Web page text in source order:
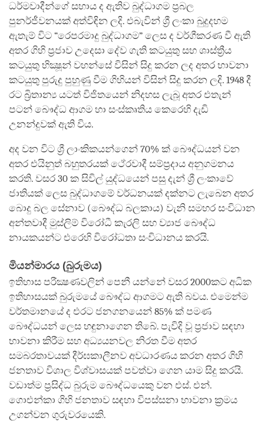
ධර්මවාදීන්ගේ සහාය ද ඇතිව බුද්ධාගම ප්‍රබල
පුනර්ජීවනයක් අත්විඳින ලදි. එබැවින් ශ්‍රී ලංකා බුදුදහම
ඇතැම් විට “රෙපරමාදු බුද්ධාගම” ලෙස ද වර්ගීකරණ වී ඇති
අතර ගිහි ප්‍රජාව උදෙසා දේව ගැති කටයුතු සහ ශාස්ත්‍රීය
කටයුතු භික්‍ෂූන් වහන්සේ විසින් සිදු කරන ලද අතර භාවනා
කටයුතු පුරුදු පුහුණු වීම ගිහියන් විසින් සිදු කරන ලදි. 1948 දී
රට බ්‍රිතාන්‍ය යටත් විජිතයෙන් නිදහස ලැබූ අතර එතැන්
පටන් බෞද්ධ ආගම හා සංස්කෘතිය කෙරෙහි දැඩි
උනන්දුවක් ඇති විය.
අද වන විට ශ්‍රී ලාංකිකයන්ගෙන් 70% ක් බෞද්ධයන් වන
අතර එයිනුත් බහුතරයක් ථේරවාදී සම්ප්‍රදාය අනුගමනය
කරති. වසර 30 ක සිවිල් යුද්ධයෙන් පසු දැන් ශ්‍රී ලංකාවේ
ජාතියක් ලෙස බුද්ධාගමේ වර්ධනයක් දක්නට ලැබෙන අතර
බොදු බල සේනාව (බෞද්ධ බලකාය) වැනි සමහර සංවිධාන
අන්තවාදී මුස්ලිම් විරෝධී කැරලි සහ ව්‍යාජ බෞද්ධ
නායකයන්ට එරෙහි විරෝධතා සංවිධානය කරයි.
මියන්මාරය (බුරුමය)
ඉතිහාස පරීක්‍ෂණවලින් පෙනී යන්නේ වසර 2000කට අධික
ඉතිහාසයක් බුරුමයේ බෞද්ධ ආගමට ඇති බවය. එමෙන්ම
වර්තමානයේ ද එරට ජනගනයෙන් 85% ක් පමණ
බෞද්ධයන් ලෙස හඳුනාගෙන තිබේ. පැවිදි වූ ප්‍රජාව සඳහා
භාවනා කිරීම සහ අධ්‍යයනවල නිරත වීම අතර
සමබරතාවයක් දීර්ඝකාලීනව අවධාරණය කරන අතර ගිහි
ජනතාව විශාල විශ්වාසයක් පවත්වා ගෙන යාම සිදු කරයි.
වඩාත්ම ප්‍රසිද්ධ බුරුම බෞද්ධයෙකු වන එස්. එන්.
ගොඑන්කා ගිහි ජනතාව සඳහා විපස්සනා භාවනා ක්‍රමය
උගන්වන ගුරුවරයෙකි.